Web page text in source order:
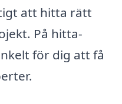
att hitta rätt
På hitta-
för dig att få